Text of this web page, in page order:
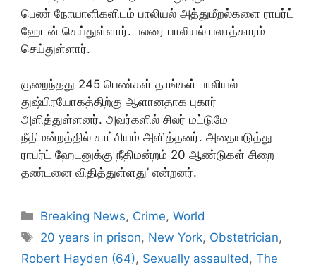
பெண் நோயாளிகளிடம் பாலியல் அத்துமீறல்களை ராபர்ட்
ஹேடன் செய்துள்ளார். பலரை பாலியல் பலாத்காரம்
செய்துள்ளார்.
குறைந்தது 245 பெண்கள் தாங்கள் பாலியல்
துஷ்பிரயோகத்திற்கு ஆளானதாக புகார்
அளித்துள்ளனர். அவர்களில் சிலர் மட்டுமே
நீதிமன்றத்தில் சாட்சியம் அளித்தனர். அதையடுத்து
ராபர்ட் ஹேடனுக்கு நீதிமன்றம் 20 ஆண்டுகள் சிறை
தண்டனை விதித்துள்ளது’ என்றனர்.
Categories
Breaking News, Crime,World
Tags
20 years in prison, New York, Obstetrician,
Robert Hayden (64), Sexually assaulted, The